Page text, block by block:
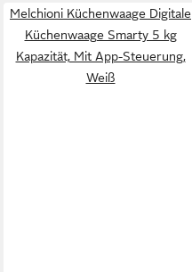
Melchioni Küchenwaage Digitale
Küchenwaage Smarty 5 kg
Kapazität, Mit App-Steuerung,
Weiß